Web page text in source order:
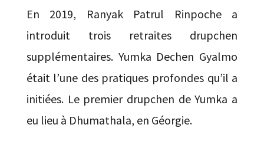
En 2019, Ranyak Patrul Rinpoche a
introduit trois retraites drupchen
supplémentaires. Yumka Dechen Gyalmo
était l’une des pratiques profondes qu’il a
initiées. Le premier drupchen de Yumka a
eu lieu à Dhumathala, en Géorgie.